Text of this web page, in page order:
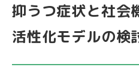
抑うつ症状と社会
活性化モデルの検